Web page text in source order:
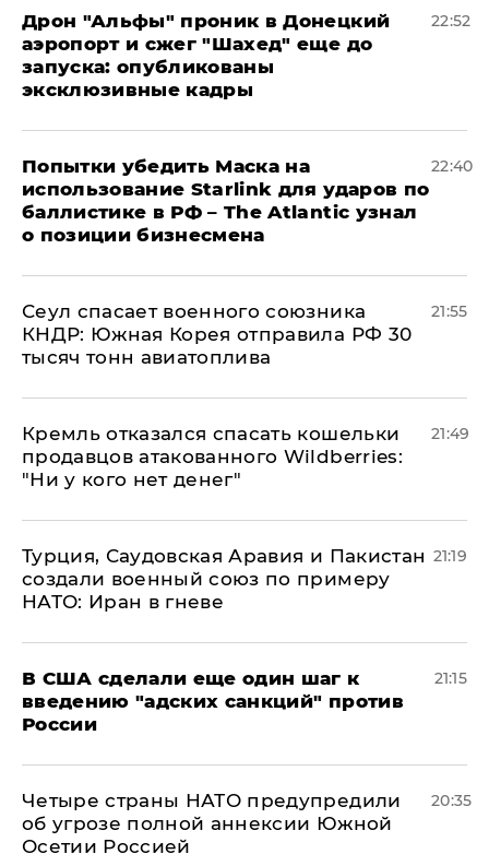
Дрон "Альфы" проник в Донецкий
аэропорт и сжег "Шахед" еще до
запуска: опубликованы
эксклюзивные кадры
22:52
Попытки убедить Маска на
использование Starlink для ударов по
баллистике в РФ – The Atlantic узнал
о позиции бизнесмена
22:40
​Сеул спасает военного союзника
КНДР: Южная Корея отправила РФ 30
тысяч тонн авиатоплива
21:55
Кремль отказался спасать кошельки
продавцов атакованного Wildberries:
"Ни у кого нет денег"
21:49
Турция, Саудовская Аравия и Пакистан
создали военный союз по примеру
НАТО: Иран в гневе
21:19
В США сделали еще один шаг к
введению "адских санкций" против
России
21:15
Четыре страны НАТО предупредили
об угрозе полной аннексии Южной
Осетии Россией
20:35